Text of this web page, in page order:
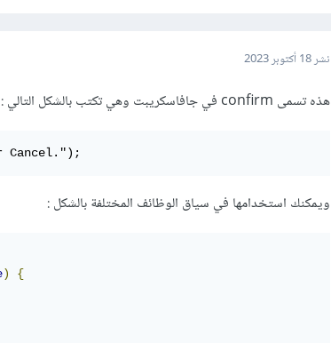
نشر18 أكتوبر 2023
هذه تسمى confirm في جافاسكريبت وهي تكتب بالشكل التالي :
Cancel.");
ويمكنك استخدامها في سياق الوظائف المختلفة بالشكل:
)
{